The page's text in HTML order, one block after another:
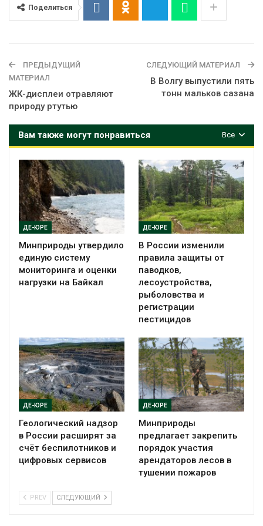
Поделиться
ПРЕДЫДУЩИЙ
МАТЕРИАЛ
ЖК-дисплеи отравляют
природу ртутью
СЛЕДУЮЩИЙ МАТЕРИАЛ
В Волгу выпустили пять
тонн мальков сазана
Все
Вам также могут понравиться
ДЕ-ЮРЕ
Минприроды утвердило
единую систему
мониторинга и оценки
нагрузки на Байкал
ДЕ-ЮРЕ
В России изменили
правила защиты от
паводков,
лесоустройства,
рыболовства и
регистрации
пестицидов
ДЕ-ЮРЕ
Геологический надзор
в России расширят за
счёт беспилотников и
цифровых сервисов
ДЕ-ЮРЕ
Минприроды
предлагает закрепить
порядок участия
арендаторов лесов в
тушении пожаров
PREV СЛЕДУЮЩИЙ